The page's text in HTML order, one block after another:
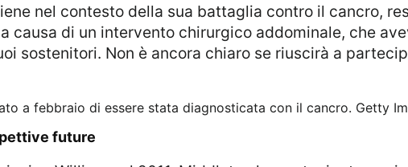
causa di un intervento chirurgico addominale, che
sostenitori. Non è ancora chiaro se riuscirà a
a febbraio di essere stata diagnosticata con il cancro. Getty
future